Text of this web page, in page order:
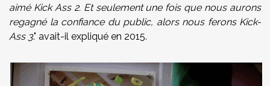
aimé Kick Ass 2. Et seulement une fois que nous aurons
regagné la confiance du public, alors nous ferons Kick-
Ass 3." avait-il expliqué en 2015.